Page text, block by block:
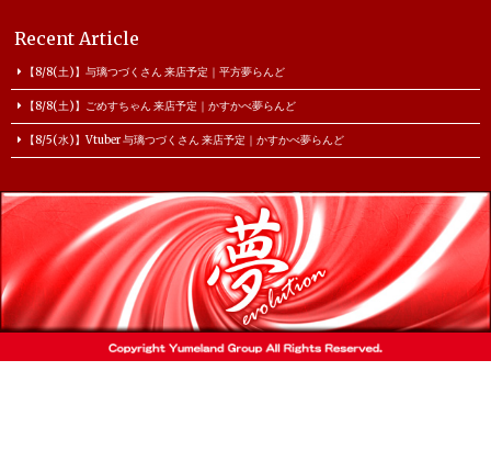
Recent Article
【8/8(土)】与璃つづくさん 来店予定｜平方夢らんど
【8/8(土)】ごめすちゃん 来店予定｜かすかべ夢らんど
【8/5(水)】Vtuber 与璃つづくさん 来店予定｜かすかべ夢らんど